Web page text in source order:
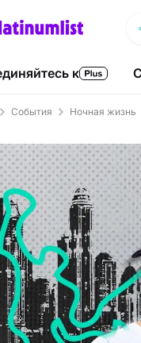
к
События Ночная жизнь